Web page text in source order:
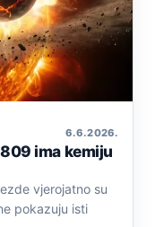
6. 6. 2026.
ima kemiju
vjerojatno su
pokazuju isti